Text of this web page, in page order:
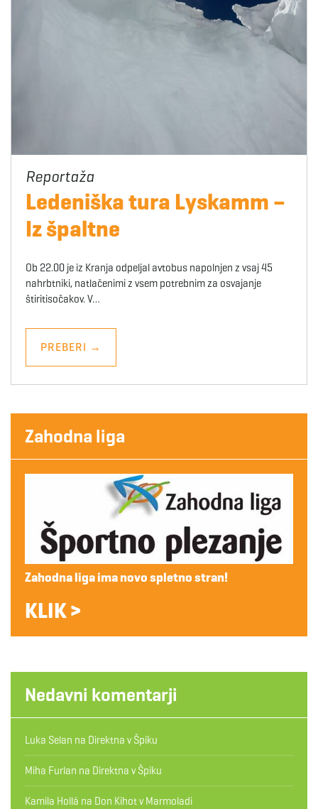
Ledeniška tura Lyskamm –
Iz špaltne
Ob 22.00 je iz Kranja odpeljal avtobus napolnjen z vsaj 45
nahrbtniki, natlačenimi z vsem potrebnim za osvajanje
štiritisočakov. V…
PREBERI →
Zahodna liga
Zahodna liga ima novo spletno stran!
KLIK >
Nedavni komentarji
Luka Selan na Direktna v Špiku
Miha Furlan na Direktna v Špiku
Kamila Hollá na Don Kihot v Marmoladi